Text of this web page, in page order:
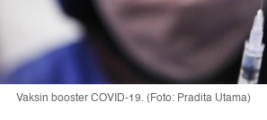
Vaksin booster COVID-19. (Foto: Pradita Utama)